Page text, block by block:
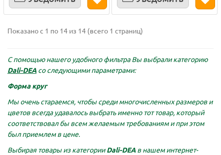
Показано с 1 по 14 из 14 (всего 1 страниц)
С помощью нашего удобного фильтра Вы выбрали категорию
Dali-DEA со следующими параметрами:
Форма круг
Мы очень стараемся, чтобы среди многочисленных размеров и
цветов всегда удавалось выбрать именно тот товар, который
соответствовал бы всем желаемым требованиям и при этом
был приемлем в цене.
Выбирая товары из категорииDali-DEA в нашем интернет-